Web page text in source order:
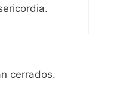
cerrados.